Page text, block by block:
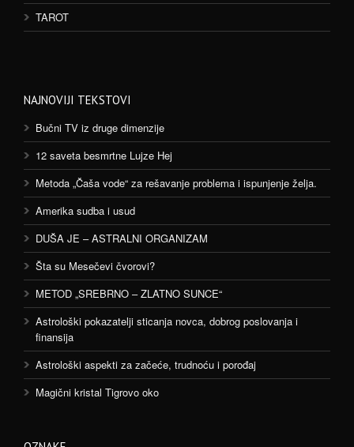
TAROT
NAJNOVIJI TEKSTOVI
Bučni TV iz druge dimenzije
12 saveta besmrtne Lujze Hej
Metoda „Čaša vode“ za rešavanje problema i ispunjenje želja.
Amerika sudba i usud
DUŠA JE – ASTRALNI ORGANIZAM
Šta su Mesečevi čvorovi?
METOD „SREBRNO – ZLATNO SUNCE“
Astrološki pokazatelji sticanja novca, dobrog poslovanja i
finansija
Astrološki aspekti za začeće, trudnoću i porođaj
Magični kristal Tigrovo oko